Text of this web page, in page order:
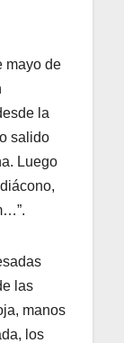
mayo de
la
salido
Luego
las
manos
los